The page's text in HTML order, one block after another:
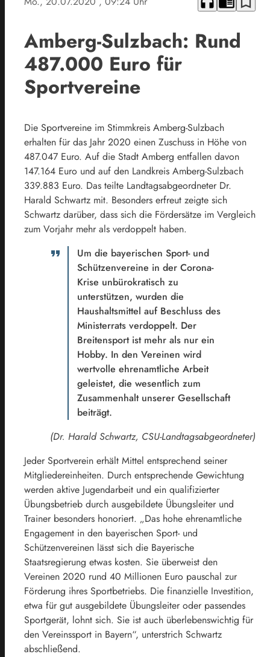
Amberg-Sulzbach: Rund
487.000 Euro für
Sportvereine
Die Sportvereine im Stimmkreis Amberg-Sulzbach
erhalten für das Jahr 2020 einen Zuschuss in Höhe von
487.047 Euro. Auf die Stadt Amberg entfallen davon
147.164 Euro und auf den Landkreis Amberg-Sulzbach
339.883 Euro. Das teilte Landtagsabgeordneter Dr.
Harald Schwartz mit. Besonders erfreut zeigte sich
Schwartz darüber, dass sich die Fördersätze im Vergleich
zum Vorjahr mehr als verdoppelt haben.
Um die bayerischen Sport- und
Schützenvereine in der Corona-
Krise unbürokratisch zu
unterstützen, wurden die
Haushaltsmittel auf Beschluss des
Ministerrats verdoppelt. Der
Breitensport ist mehr als nur ein
Hobby. In den Vereinen wird
wertvolle ehrenamtliche Arbeit
geleistet, die wesentlich zum
Zusammenhalt unserer Gesellschaft
beiträgt.
(Dr. Harald Schwartz, CSU-Landtagsabgeordneter)
Jeder Sportverein erhält Mittel entsprechend seiner
Mitgliedereinheiten. Durch entsprechende Gewichtung
werden aktive Jugendarbeit und ein qualifizierter
Übungsbetrieb durch ausgebildete Übungsleiter und
Trainer besonders honoriert. „Das hohe ehrenamtliche
Engagement in den bayerischen Sport- und
Schützenvereinen lässt sich die Bayerische
Staatsregierung etwas kosten. Sie überweist den
Vereinen 2020 rund 40 Millionen Euro pauschal zur
Förderung ihres Sportbetriebs. Die finanzielle Investition,
etwa für gut ausgebildete Übungsleiter oder passendes
Sportgerät, lohnt sich. Sie ist auch überlebenswichtig für
den Vereinssport in Bayern“, unterstrich Schwartz
abschließend.